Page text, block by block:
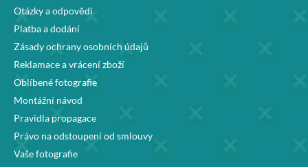
Otázky a odpovědi
Platba a dodání
Zásady ochrany osobních údajů
Reklamace a vrácení zboží
Oblíbené fotografie
Montážní návod
Pravidla propagace
Právo na odstoupení od smlouvy
Vaše fotografie